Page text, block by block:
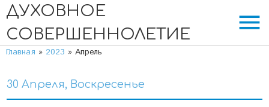
ДУХОВНОЕ
СОВЕРШЕННОЛЕТИЕ
menu
Главная » 2023 » Апрель
30 Апреля, Воскресенье